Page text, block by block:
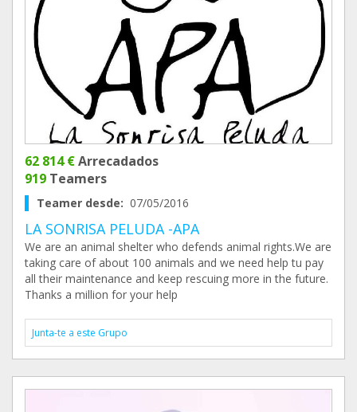
62 814 €Arrecadados
919 Teamers
Teamer desde: 07/05/2016
LA SONRISA PELUDA -APA
We are an animal shelter who defends animal rights.We are
taking care of about 100 animals and we need help tu pay
all their maintenance and keep rescuing more in the future.
Thanks a million for your help
Junta-te a este Grupo